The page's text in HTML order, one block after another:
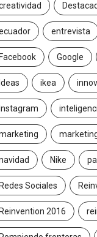
entrevista
Facebook Google
Ideas ikea
Instagram
Nike
Redes Sociales
Reinvention 2016